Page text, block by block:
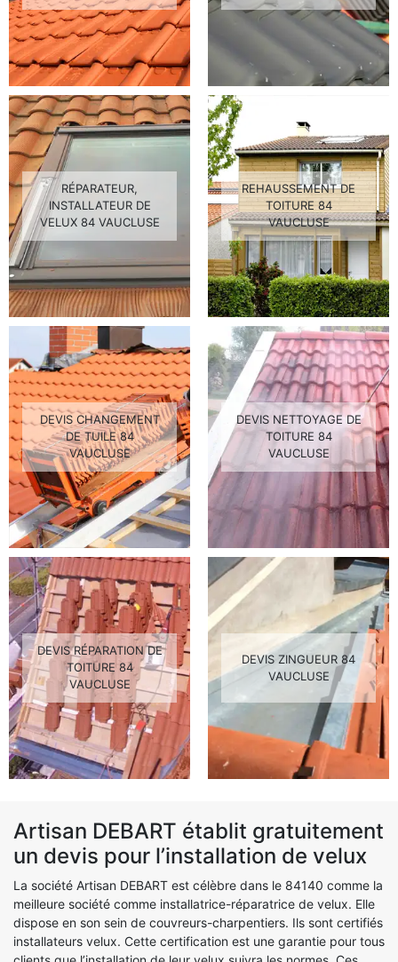
RÉPARATEUR,
INSTALLATEUR DE
VELUX 84 VAUCLUSE
REHAUSSEMENT DE
TOITURE 84
VAUCLUSE
DEVIS CHANGEMENT
DE TUILE 84
VAUCLUSE
DEVIS NETTOYAGE DE
TOITURE 84
VAUCLUSE
DEVIS RÉPARATION DE
TOITURE 84
VAUCLUSE
DEVIS ZINGUEUR 84
VAUCLUSE
Artisan DEBART établit gratuitement
un devis pour l’installation de velux
La société Artisan DEBART est célèbre dans le 84140 comme la
meilleure société comme installatrice-réparatrice de velux. Elle
dispose en son sein de couvreurs-charpentiers. Ils sont certifiés
installateurs velux. Cette certification est une garantie pour tous